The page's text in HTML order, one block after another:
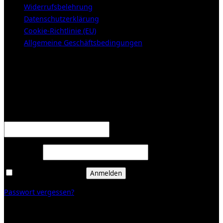
Widerrufsbelehrung
Datenschutzerklärung
Cookie-Richtlinie (EU)
Allgemeine Geschäftsbedingungen
Anmelden
Passwort vergessen?